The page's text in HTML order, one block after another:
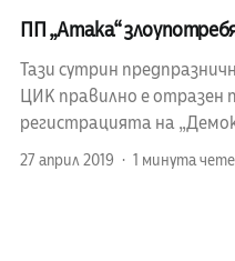
ПП „Атака“
Тази сутрин
ЦИК правилно е отразен
регистрацията на
27 април 2019 1 минута